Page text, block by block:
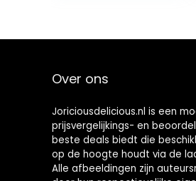
Over ons
Joriciousdelicious.nl is een
prijsvergelijkings- en
beste deals biedt die
op de hoogte houdt via de
Alle afbeeldingen zijn